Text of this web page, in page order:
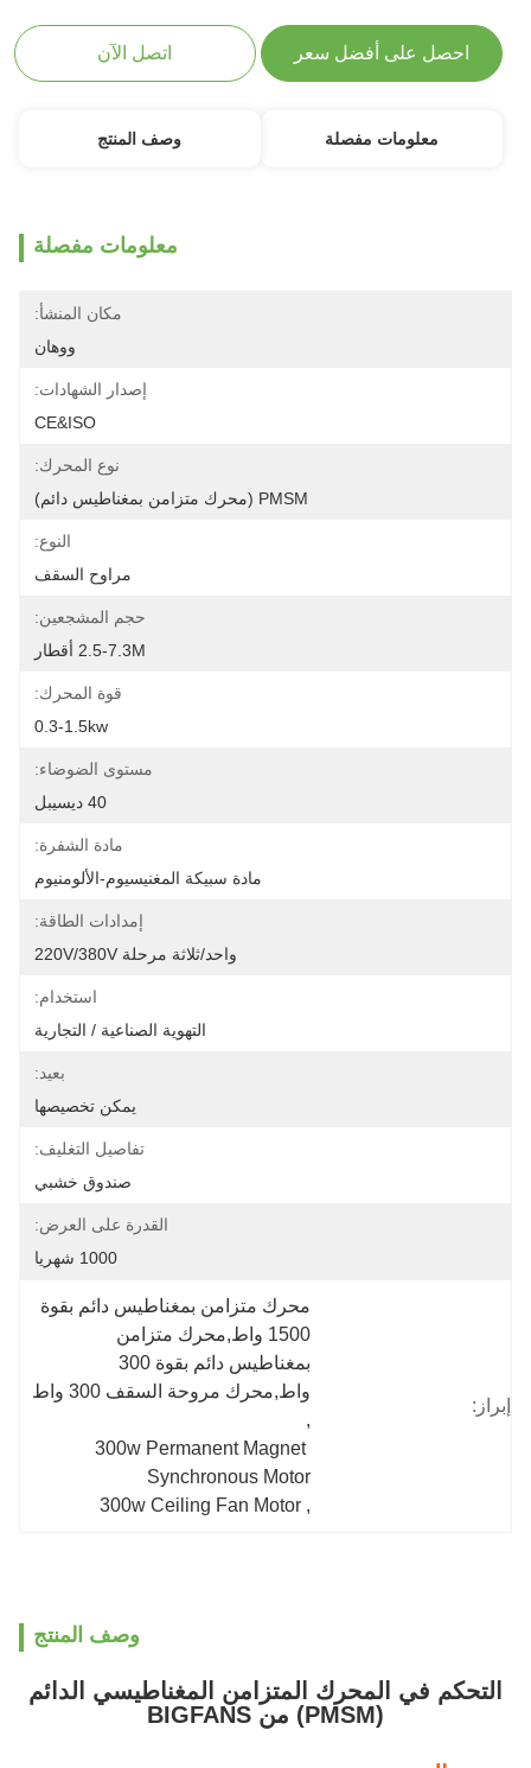
احصل على أفضل سعر اتصل الآن
معلومات مفصلة وصف المنتج
معلومات مفصلة
مكان المنشأ:
ووهان
إصدار الشهادات:
CE&ISO
نوع المحرك:
PMSM (محرك متزامن بمغناطيس دائم)
النوع:
مراوح السقف
حجم المشجعين:
2.5-7.3M أقطار
قوة المحرك:
0.3-1.5kw
مستوى الضوضاء:
40 ديسيبل
مادة الشفرة:
مادة سبيكة المغنيسيوم-الألومنيوم
إمدادات الطاقة:
واحد/ثلاثة مرحلة 220V/380V
استخدام:
التهوية الصناعية / التجارية
بعيد:
يمكن تخصيصها
تفاصيل التغليف:
صندوق خشبي
القدرة على العرض:
1000 شهريا
إبراز:
محرك متزامن بمغناطيس دائم بقوة
1500 واط,محرك متزامن
بمغناطيس دائم بقوة 300
واط,محرك مروحة السقف 300 واط
,
300w Permanent Magnet
Synchronous Motor
,
300w Ceiling Fan Motor
وصف المنتج
التحكم في المحرك المتزامن المغناطيسي الدائم